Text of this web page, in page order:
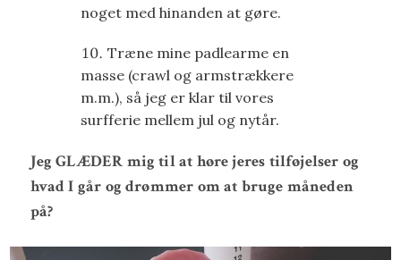
noget med hinanden at gøre.
Træne mine padlearme en
masse (crawl og armstrækkere
m.m.), så jeg er klar til vores
surfferie mellem jul og nytår.
Jeg GLÆDER mig til at høre jeres tilføjelser og
hvad I går og drømmer om at bruge måneden
på?